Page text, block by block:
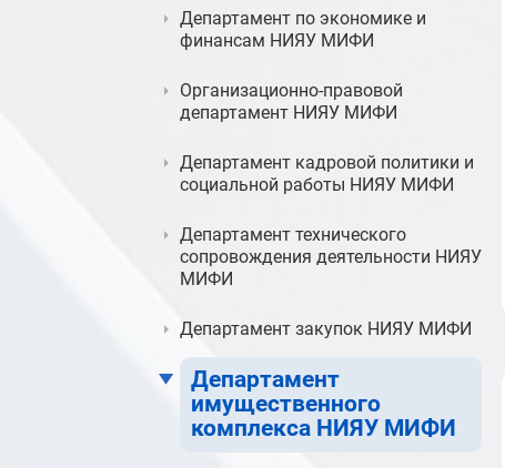
Департамент по экономике и
финансам НИЯУ МИФИ
Организационно-правовой
департамент НИЯУ МИФИ
Департамент кадровой политики и
социальной работы НИЯУ МИФИ
Департамент технического
сопровождения деятельности НИЯУ
МИФИ
Департамент закупок НИЯУ МИФИ
Департамент
имущественного
комплекса НИЯУ МИФИ